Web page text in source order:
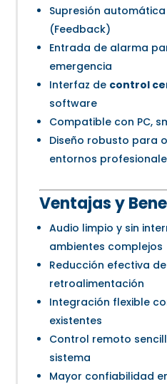
Supresión
(Feedback)
Entrada de alarma
emergencia
Interfaz de control
software
Compatible con PC,
Diseño robusto para
entornos
Ventajas y
Audio limpio y sin
ambientes complejos
Reducción efectiva
retroalimentación
Integración flexible
existentes
Control remoto
sistema
Mayor confiabilidad